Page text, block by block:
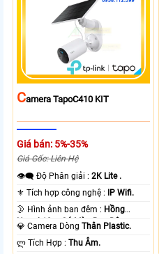
CAmera TapoC410 KIT
Giá bán: 5%-35%
Giá Gốc: Liên Hệ
👁️‍🗨 Độ Phân giải :2K Lite .
⚜️ Tích hợp công nghệ : IP Wifi.
🌛 Hình ảnh ban đêm : Hồng
Ngoại 10m Có Màu Ban Ðêm.
💎 Camera DòngThân Plastic.
️ლ Tích Hợp :Thu Âm.